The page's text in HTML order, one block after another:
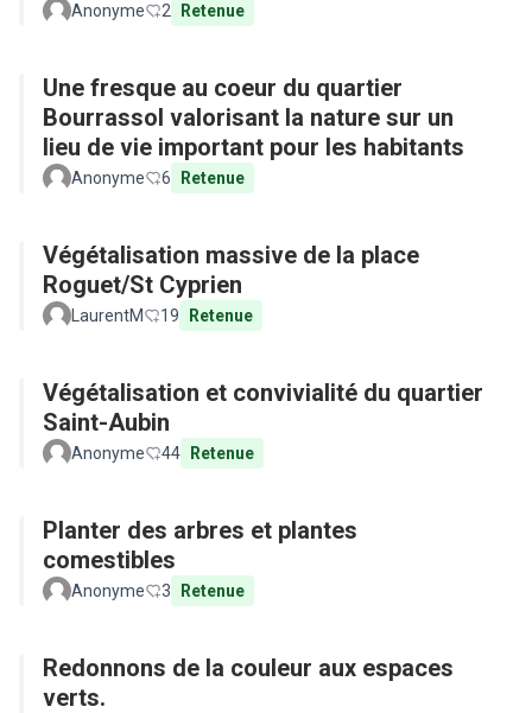
Anonyme 2 Retenue
Une fresque au coeur du quartier
Bourrassol valorisant la nature sur un
lieu de vie important pour les habitants
Anonyme 6 Retenue
Végétalisation massive de la place
Roguet/St Cyprien
LaurentM 19 Retenue
Végétalisation et convivialité du quartier
Saint-Aubin
Anonyme 44 Retenue
Planter des arbres et plantes
comestibles
Anonyme 3 Retenue
Redonnons de la couleur aux espaces
verts.